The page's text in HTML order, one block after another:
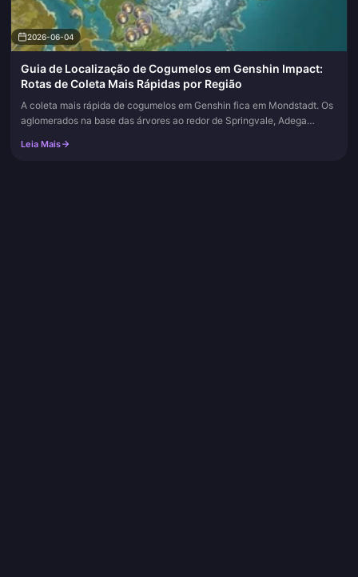
2026-06-04
Guia de Localização de Cogumelos em Genshin Impact:
Rotas de Coleta Mais Rápidas por Região
A coleta mais rápida de cogumelos em Genshin fica em Mondstadt. Os
aglomerados na base das árvores ao redor de Springvale, Adega
com...
Leia Mais